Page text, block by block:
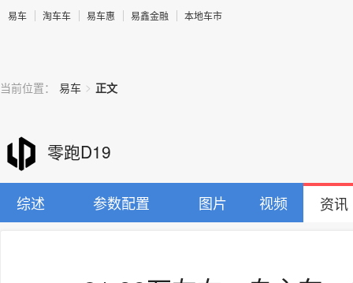
易车 淘车车 易车惠 易鑫金融 本地车市
当前位置： 易车 > 正文
零跑D19
综述 参数配置 图片 视频 资讯